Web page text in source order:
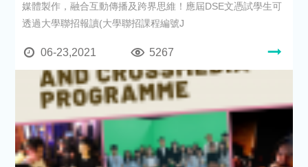
媒體製作，融合互動傳播及跨界思維！應屆DSE文憑試學生可
透過大學聯招報讀(大學聯招課程編號J
06-23,2021 5267